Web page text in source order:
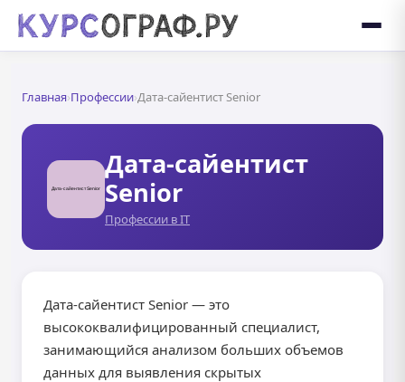
Главная›Профессии›Дата-сайентист Senior
Дата-сайентист
Senior
Профессии в IT
Дата-сайентист Senior — это
высококвалифицированный специалист,
занимающийся анализом больших объемов
данных для выявления скрытых